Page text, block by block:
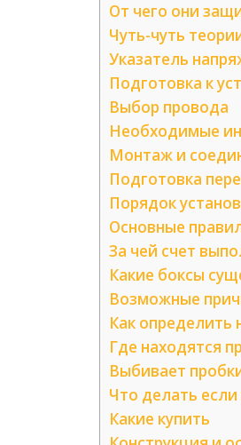
От чего они
Чуть-чуть
Указатель
Подготовка к
Выбор провода
Необходимые
Монтаж и
Подготовка
Порядок
Основные
За чей счет
Какие боксы
Возможные
Как определить
Где находятся
Выбивает
Что делать
Какие купить